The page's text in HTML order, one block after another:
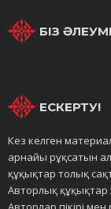
БІЗ
ЕСКЕРТУ!
Кез келген
арнайы рұқсатын
құқықтар толық
Авторлық құқықтар